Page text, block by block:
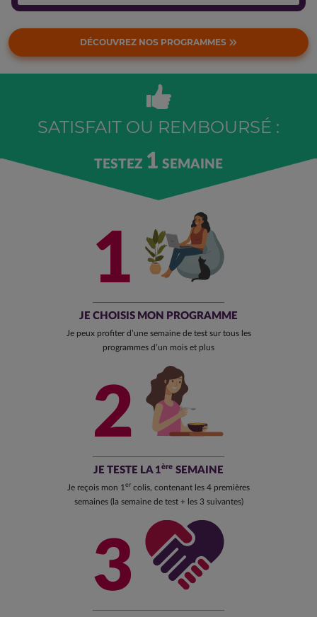
DÉCOUVREZ NOS PROGRAMMES
SATISFAIT OU REMBOURSÉ :
TESTEZ 1 SEMAINE
1
JE CHOISIS MON PROGRAMME
Je peux profiter d’une semaine de test sur tous les
programmes d’un mois et plus
2
JE TESTE LA 1ère SEMAINE
Je reçois mon 1 er colis, contenant les 4 premières
semaines (la semaine de test + les 3 suivantes)
3